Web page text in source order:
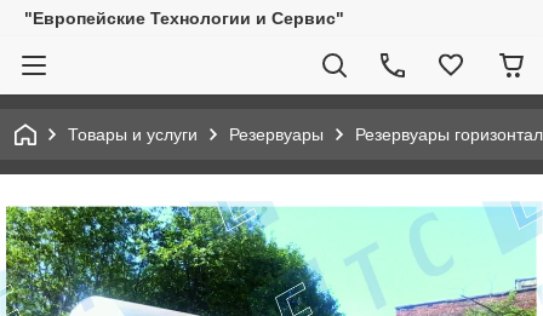
"Европейские Технологии и Сервис"
Товары и услуги Резервуары Резервуары